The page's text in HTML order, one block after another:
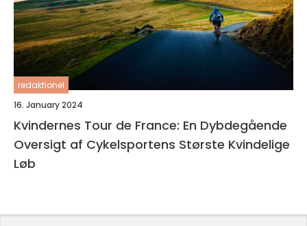
redaktionel
16. January 2024
Kvindernes Tour de France: En Dybdegående
Oversigt af Cykelsportens Største Kvindelige
Løb